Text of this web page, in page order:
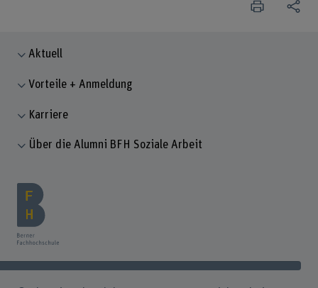
Aktuell
Vorteile + Anmeldung
Karriere
Über die Alumni BFH Soziale Arbeit